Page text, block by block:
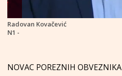
Radovan Kovačević
N1 -
NOVAC POREZNIH OBVEZNIKA